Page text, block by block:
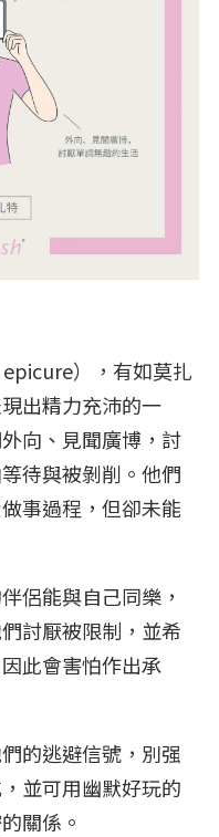
），有如莫扎
出精力充沛的一
向、見聞廣博，討
待與被剝削。他們
事過程，但卻未能
侶能與自己同樂，
討厭被限制，並希
此會害怕作出承
的逃避信號，別强
並可用幽默好玩的
關係。